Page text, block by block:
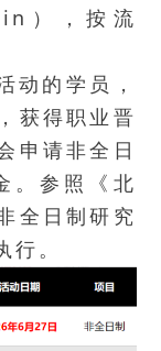
），按流
动的学员，
获得职业晋
申请非全日
。参照《北
全日制研究
行。